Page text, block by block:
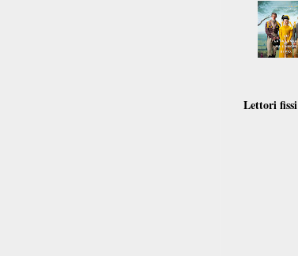
Lettori fissi